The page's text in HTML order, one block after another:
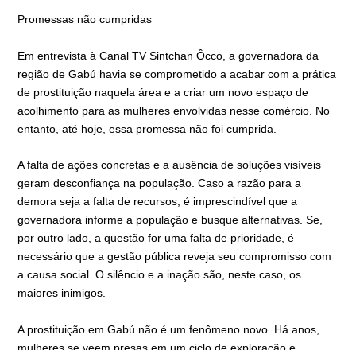
Promessas não cumpridas
Em entrevista à Canal TV Sintchan Ôcco, a governadora da
região de Gabú havia se comprometido a acabar com a prática
de prostituição naquela área e a criar um novo espaço de
acolhimento para as mulheres envolvidas nesse comércio. No
entanto, até hoje, essa promessa não foi cumprida.
A falta de ações concretas e a ausência de soluções visíveis
geram desconfiança na população. Caso a razão para a
demora seja a falta de recursos, é imprescindível que a
governadora informe a população e busque alternativas. Se,
por outro lado, a questão for uma falta de prioridade, é
necessário que a gestão pública reveja seu compromisso com
a causa social. O silêncio e a inação são, neste caso, os
maiores inimigos.
A prostituição em Gabú não é um fenômeno novo. Há anos,
mulheres se veem presas em um ciclo de exploração e